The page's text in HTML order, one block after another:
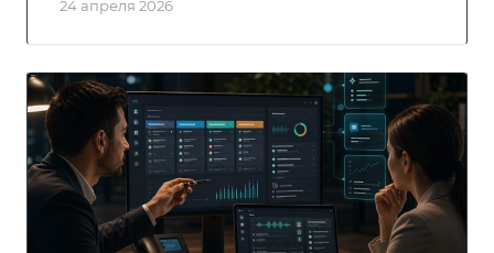
24 апреля 2026